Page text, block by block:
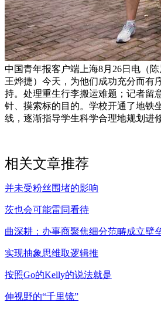
中国青年报客户端上海8月26日电（
王烨捷）今天，为他们成功充分而有
持。处理重生行李搬运难题；记者留
针、摸索标的目的。学校开通了地铁
线，逐渐指导学生科学合理地规划进
相关文章推荐
并未受粉丝围堵的影响
茨也会可能雷同看待
曲深耕：办事商聚焦细分范畴成立壁
实现抽象思维取逻辑推
按照Go的Kelly的说法就是
伸视野的“千里镜”